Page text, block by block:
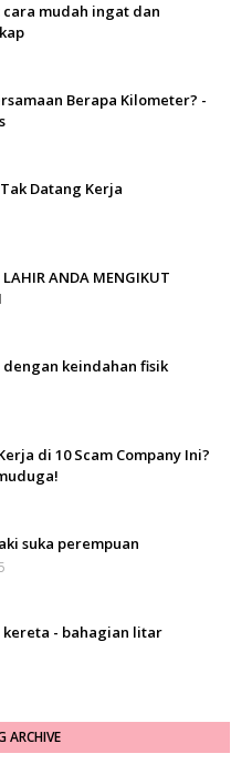
: cara mudah ingat dan
Berapa Kilometer? -
Datang Kerja
ANDA MENGIKUT
keindahan fisik
di 10 Scam Company Ini?
suka perempuan
kereta - bahagian litar
ARCHIVE